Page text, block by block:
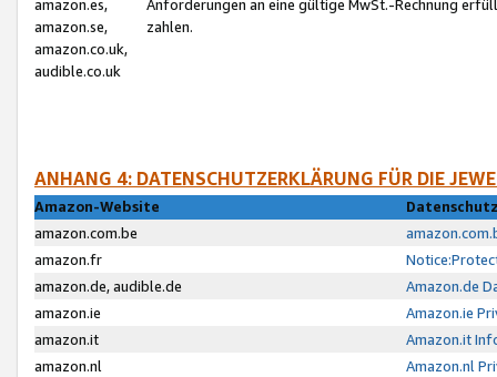
amazon.es,
amazon.se,
amazon.co.uk,
audible.co.uk
Anforderungen an eine gültige MwSt.-Rechnung
zahlen.
ANHANG 4: DATENSCHUTZERKLÄRUNG FÜR DIE
Amazon-Website
amazon.com.be
amazon.fr
amazon.de, audible.de
Amazon.de
amazon.ie
Amazon.ie
amazon.it
Amazon.it
amazon.nl
Amazon.nl